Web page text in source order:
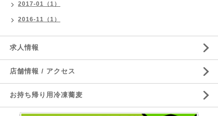
2017-01（1）
2016-11（1）
求人情報
店舗情報 / アクセス
お持ち帰り用冷凍蕎麦